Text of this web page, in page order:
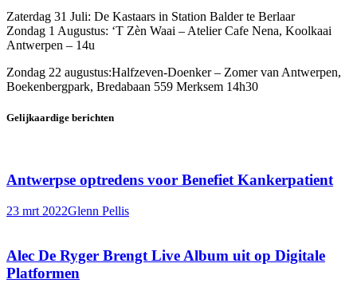
Zaterdag 31 Juli: De Kastaars in Station Balder te Berlaar
Zondag 1 Augustus: ‘T Zèn Waai – Atelier Cafe Nena, Koolkaai
Antwerpen – 14u
Zondag 22 augustus:Halfzeven-Doenker – Zomer van Antwerpen,
Boekenbergpark, Bredabaan 559 Merksem 14h30
Gelijkaardige berichten
Antwerpse optredens voor Benefiet Kankerpatient
23 mrt 2022Glenn Pellis
Alec De Ryger Brengt Live Album uit op Digitale
Platformen